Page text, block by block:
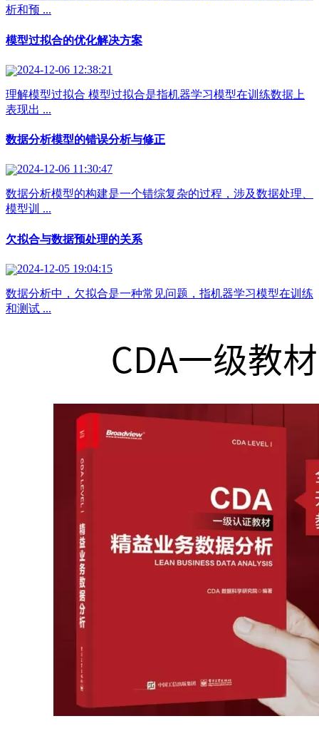
析和预 ...
模型过拟合的优化解决方案
2024-12-06 12:38:21
理解模型过拟合 模型过拟合是指机器学习模型在训练数据上
表现出 ...
数据分析模型的错误分析与修正
2024-12-06 11:30:47
数据分析模型的构建是一个错综复杂的过程，涉及数据处理、
模型训 ...
欠拟合与数据预处理的关系
2024-12-05 19:04:15
数据分析中，欠拟合是一种常见问题，指机器学习模型在训练
和测试 ...